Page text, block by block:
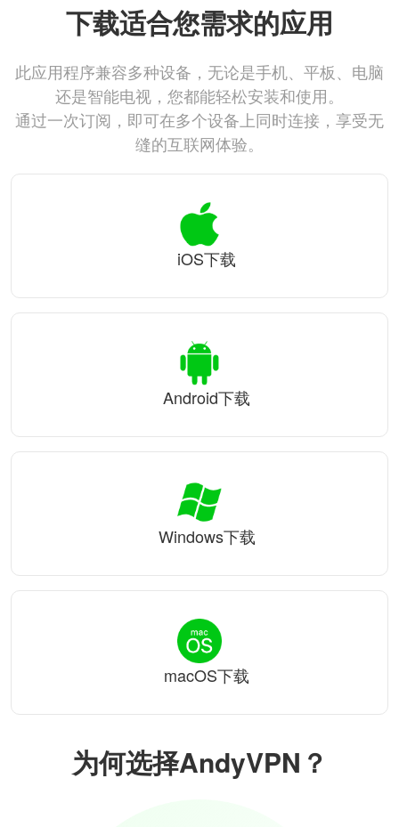
为何选择AndyVPN？
下载适合您需求的应用
此应用程序兼容多种设备，无论是手机、平板、电脑
还是智能电视，您都能轻松安装和使用。
通过一次订阅，即可在多个设备上同时连接，享受无
缝的互联网体验。
iOS下载
Android下载
Windows下载
macOS下载